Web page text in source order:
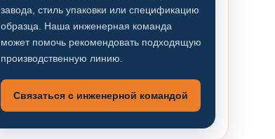
завода, стиль упаковки или спецификацию
образца. Наша инженерная команда
может помочь рекомендовать подходящую
производственную линию.
Связаться с инженерной командой